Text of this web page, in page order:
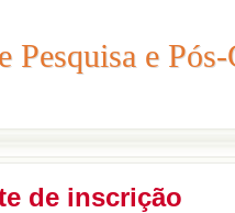
e
e
de inscrição